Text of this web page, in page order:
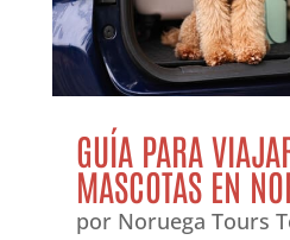
GUÍA PARA
MASCOTAS EN
por Noruega Tours